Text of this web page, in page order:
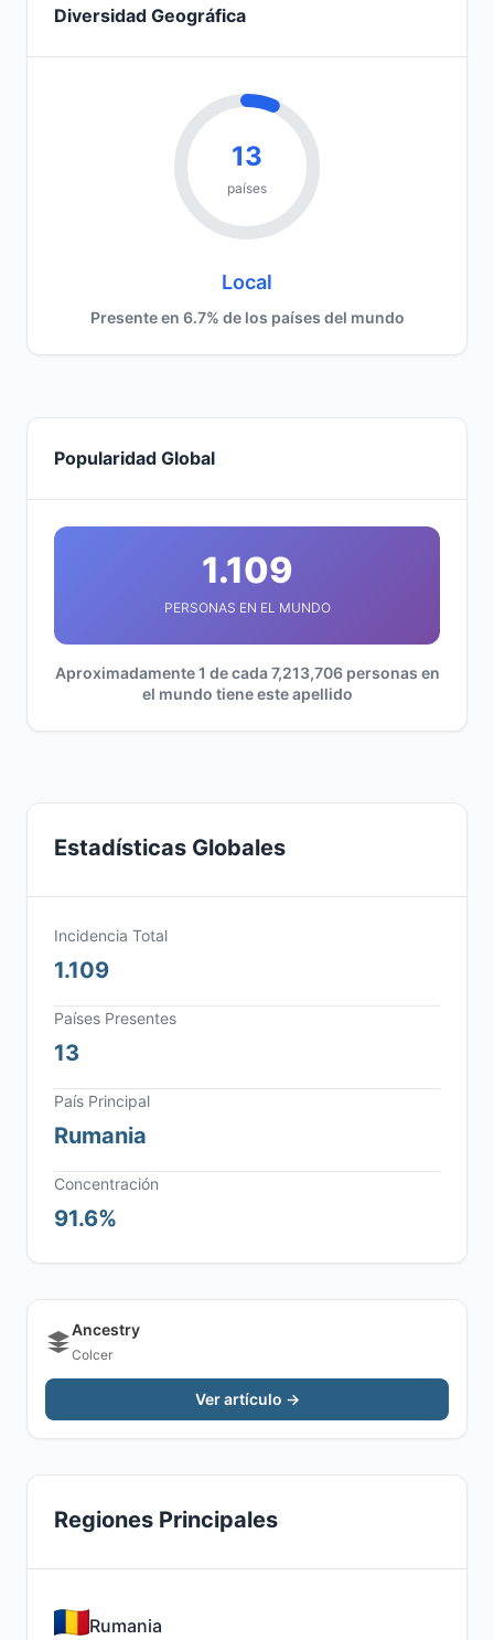
Diversidad Geográfica
13
países
Local
Presente en 6.7% de los países del mundo
Popularidad Global
1.109
PERSONAS EN EL MUNDO
Aproximadamente 1 de cada 7,213,706 personas en
el mundo tiene este apellido
Estadísticas Globales
Incidencia Total
1.109
Países Presentes
13
País Principal
Rumania
Concentración
91.6%
Ancestry
Colcer
Ver artículo →
Regiones Principales
Rumania